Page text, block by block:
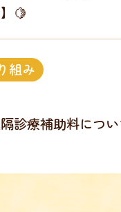
🍋
組み
診療補助料につ